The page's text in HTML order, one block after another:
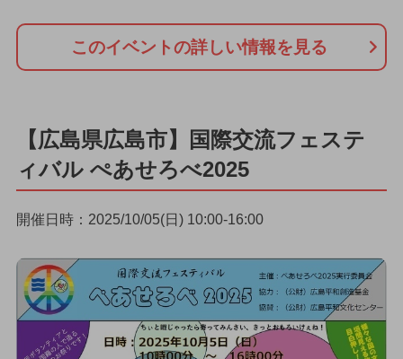
このイベントの詳しい情報を見る
【広島県広島市】国際交流フェステ
ィバル ぺあせろべ2025
開催日時：2025/10/05(日) 10:00-16:00